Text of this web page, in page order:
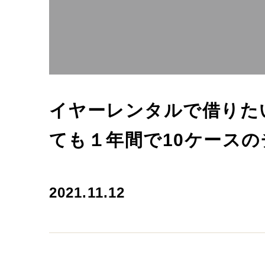
イヤーレンタルで借り
ても１年間で10ケース
2021.11.12